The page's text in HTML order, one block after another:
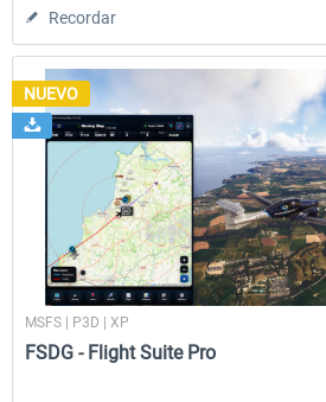
Recordar
NUEVO
MSFS | P3D | XP
FSDG - Flight Suite Pro